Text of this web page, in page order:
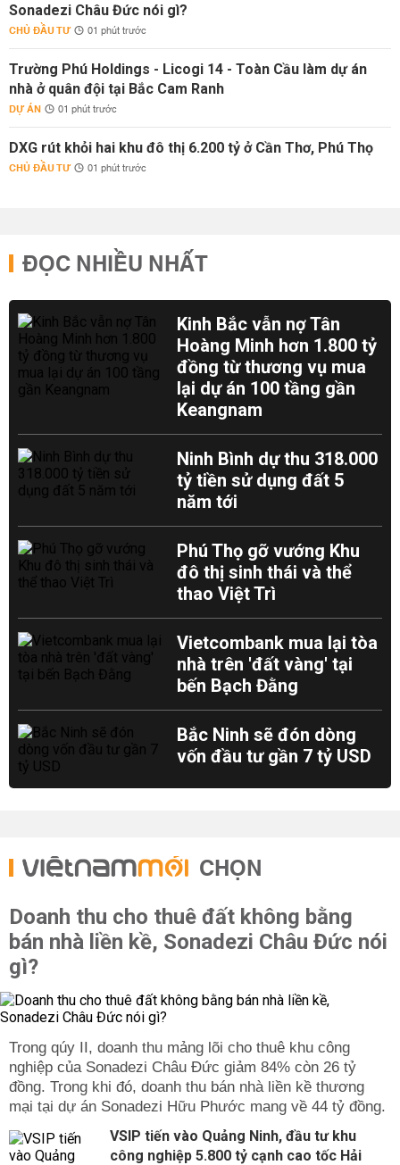
Sonadezi Châu Đức nói gì?
CHỦ ĐẦU TƯ 01 phút trước
Trường Phú Holdings - Licogi 14 - Toàn Cầu làm dự án
nhà ở quân đội tại Bắc Cam Ranh
DỰ ÁN 01 phút trước
DXG rút khỏi hai khu đô thị 6.200 tỷ ở Cần Thơ, Phú Thọ
CHỦ ĐẦU TƯ 01 phút trước
ĐỌC NHIỀU NHẤT
Kinh Bắc vẫn nợ Tân
Hoàng Minh hơn 1.800 tỷ
đồng từ thương vụ mua
lại dự án 100 tầng gần
Keangnam
Ninh Bình dự thu 318.000
tỷ tiền sử dụng đất 5
năm tới
Phú Thọ gỡ vướng Khu
đô thị sinh thái và thể
thao Việt Trì
Vietcombank mua lại tòa
nhà trên 'đất vàng' tại
bến Bạch Đằng
Bắc Ninh sẽ đón dòng
vốn đầu tư gần 7 tỷ USD
CHỌN
Doanh thu cho thuê đất không bằng
bán nhà liền kề, Sonadezi Châu Đức nói
gì?
Trong qúy II, doanh thu mảng lõi cho thuê khu công
nghiệp của Sonadezi Châu Đức giảm 84% còn 26 tỷ
đồng. Trong khi đó, doanh thu bán nhà liền kề thương
mại tại dự án Sonadezi Hữu Phước mang về 44 tỷ đồng.
VSIP tiến vào Quảng Ninh, đầu tư khu
công nghiệp 5.800 tỷ cạnh cao tốc Hải